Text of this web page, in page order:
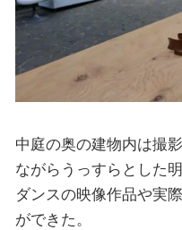
中庭の奥の建物内は撮
ながらうっすらとした
ダンスの映像作品や実
ができた。